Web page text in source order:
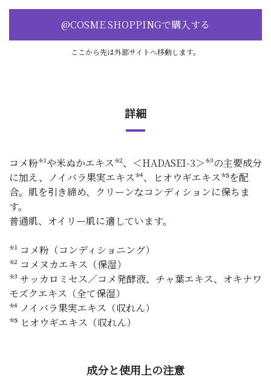
@COSME SHOPPINGで購入する
ここから先は外部サイトへ移動します。
詳細
コメ粉*¹や米ぬかエキス*²、＜HADASEI-3＞*³の主要成分
に加え、ノイバラ果実エキス*⁴、ヒオウギエキス*⁵を配
合。肌を引き締め、クリーンなコンディションに保ちま
す。
普通肌、オイリー肌に適しています。
*¹ コメ粉（コンディショニング）
*² コメヌカエキス（保湿）
*³ サッカロミセス／コメ発酵液、チャ葉エキス、オキナワ
モズクエキス（全て保湿）
*⁴ ノイバラ果実エキス（収れん）
*⁵ ヒオウギエキス（収れん）
成分と使用上の注意